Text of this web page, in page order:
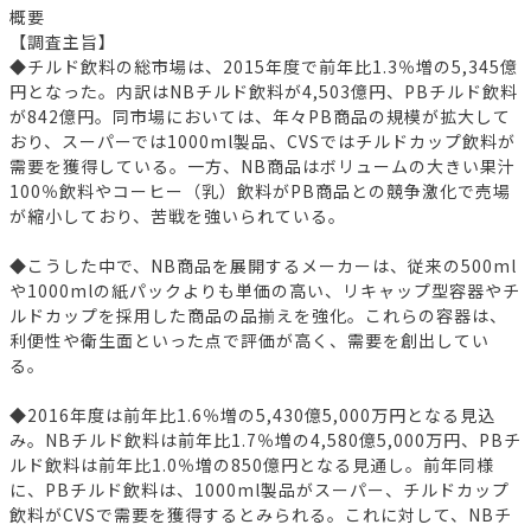
概要
【調査主旨】
◆チルド飲料の総市場は、2015年度で前年比1.3％増の5,345億
円となった。内訳はNBチルド飲料が4,503億円、PBチルド飲料
が842億円。同市場においては、年々PB商品の規模が拡大して
おり、スーパーでは1000ml製品、CVSではチルドカップ飲料が
需要を獲得している。一方、NB商品はボリュームの大きい果汁
100％飲料やコーヒー（乳）飲料がPB商品との競争激化で売場
が縮小しており、苦戦を強いられている。
◆こうした中で、NB商品を展開するメーカーは、従来の500ml
や1000mlの紙パックよりも単価の高い、リキャップ型容器やチ
ルドカップを採用した商品の品揃えを強化。これらの容器は、
利便性や衛生面といった点で評価が高く、需要を創出してい
る。
◆2016年度は前年比1.6％増の5,430億5,000万円となる見込
み。NBチルド飲料は前年比1.7％増の4,580億5,000万円、PBチ
ルド飲料は前年比1.0％増の850億円となる見通し。前年同様
に、PBチルド飲料は、1000ml製品がスーパー、チルドカップ
飲料がCVSで需要を獲得するとみられる。これに対して、NBチ